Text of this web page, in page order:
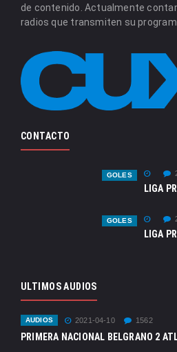
de contenido. Actualmente
radios que transmiten su
CONTACTO
GOLES
LIGA
GOLES
LIGA
ULTIMOS AUDIOS
AUDIOS 2021-04-10 1562
PRIMERA NACIONAL BELGRANO 2